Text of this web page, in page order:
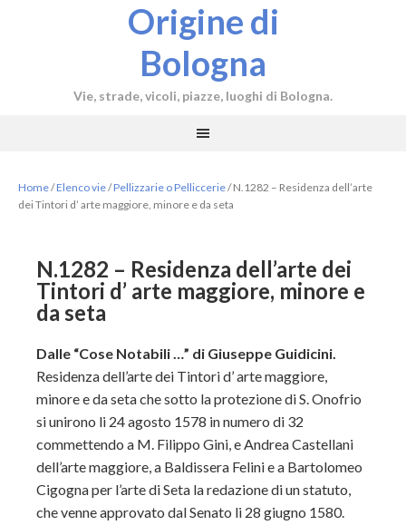
Origine di
Bologna
Vie, strade, vicoli, piazze, luoghi di Bologna.
Home/Elenco vie/Pellizzarie o Pelliccerie/N.1282 – Residenza dell’arte
dei Tintori d’ arte maggiore, minore e da seta
N.1282 – Residenza dell’arte dei
Tintori d’ arte maggiore, minore e
da seta
Dalle “Cose Notabili …” di Giuseppe Guidicini.
Residenza dell’arte dei Tintori d’ arte maggiore,
minore e da seta che sotto la protezione di S. Onofrio
si unirono li 24 agosto 1578 in numero di 32
commettendo a M. Filippo Gini, e Andrea Castellani
dell’arte maggiore, a Baldissera Felini e a Bartolomeo
Cigogna per l’arte di Seta la redazione di un statuto,
che venne approvato dal Senato li 28 giugno 1580.